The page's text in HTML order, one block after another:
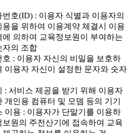
호(ID) : 이용자 식별과 이용자의
용을 위하여 이용계약 체결시 이용
에 의하여 교육정보원이 부여하는
자의 조합
: 이용자 자신의 비밀을 보호하
이용자 자신이 설정한 문자와 숫자
서비스 제공을 받기 위해 이용자
개인용 컴퓨터 및 모뎀 등의 기기
용 : 이용자가 단말기를 이용하
보원의 주전산기에 접속하여 교육